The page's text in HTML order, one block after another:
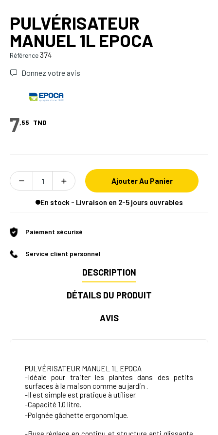
PULVÉRISATEUR
MANUEL 1L EPOCA
Référence374
Donnez votre avis
7,55 TND
Ajouter Au Panier
En stock - Livraison en 2-5 jours ouvrables
Paiement sécurisé
Service client personnel
DESCRIPTION
DÉTAILS DU PRODUIT
AVIS
PULVÉRISATEUR MANUEL 1L EPOCA
-Idéale pour traiter les plantes dans des petits
surfaces à la maison comme au jardin .
-Il est simple est pratique à utiliser.
-Capacité 1,0 litre.
-Poignée gâchette ergonomique.